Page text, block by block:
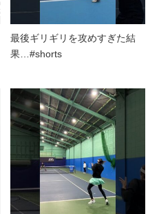
最後ギリギリを攻めすぎた結
果…#shorts